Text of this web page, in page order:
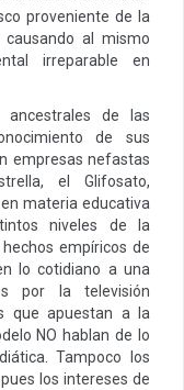
proveniente de la
al mismo
irreparable en
de las
de sus
empresas nefastas
el Glifosato,
materia educativa
niveles de la
empíricos de
lo cotidiano a una
por la televisión
que apuestan a la
NO hablan de lo
Tampoco los
los intereses de